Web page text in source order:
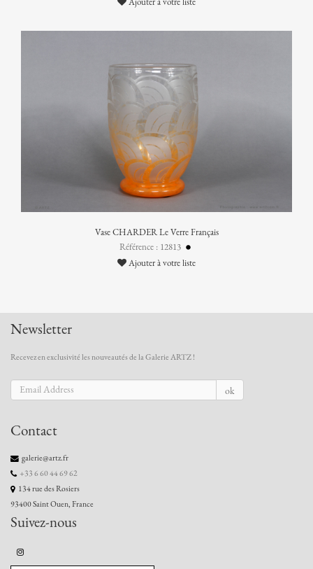
Ajouter à votre liste
Vase CHARDER Le Verre Français
Référence : 12813
Ajouter à votre liste
Newsletter
Recevez en exclusivité les nouveautés de la Galerie ARTZ !
ok
Contact
galerie@artz.fr
+33 6 60 44 69 62
134 rue des Rosiers
93400 Saint Ouen, France
Suivez-nous